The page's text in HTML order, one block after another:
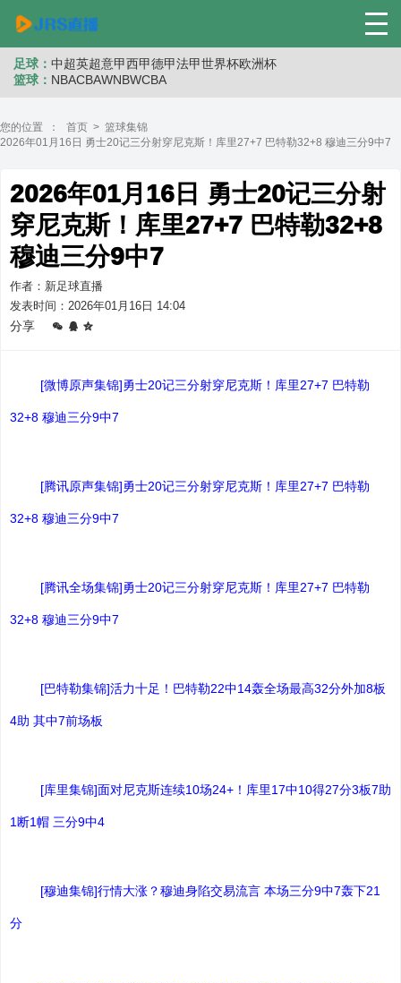
足球： 中超英超意甲西甲德甲法甲世界杯欧洲杯
篮球： NBACBAWNBWCBA
您的位置 ： 首页 > 篮球集锦
2026年01月16日 勇士20记三分射穿尼克斯！库里27+7 巴特勒32+8 穆迪三分9中7
2026年01月16日 勇士20记三分射
穿尼克斯！库里27+7 巴特勒32+8
穆迪三分9中7
作者：新足球直播
发表时间：2026年01月16日 14:04
分享
[微博原声集锦]勇士20记三分射穿尼克斯！库里27+7 巴特勒
32+8 穆迪三分9中7
[腾讯原声集锦]勇士20记三分射穿尼克斯！库里27+7 巴特勒
32+8 穆迪三分9中7
[腾讯全场集锦]勇士20记三分射穿尼克斯！库里27+7 巴特勒
32+8 穆迪三分9中7
[巴特勒集锦]活力十足！巴特勒22中14轰全场最高32分外加8板
4助 其中7前场板
[库里集锦]面对尼克斯连续10场24+！库里17中10得27分3板7助
1断1帽 三分9中4
[穆迪集锦]行情大涨？穆迪身陷交易流言 本场三分9中7轰下21
分